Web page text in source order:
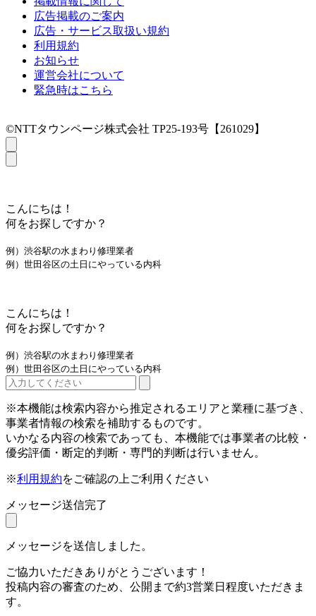
広告掲載のご案内
広告・サービス取扱い規約
利用規約
お知らせ
運営会社について
緊急時はこちら
©NTTタウンページ株式会社 TP25-193号【261029】
こんにちは！
何をお探しですか？
例）渋谷駅の水まわり修理業者
例）世田谷区の土日にやっている内科
こんにちは！
何をお探しですか？
例）渋谷駅の水まわり修理業者
例）世田谷区の土日にやっている内科
※本機能は検索内容から推定されるエリアと業種に基づき、
事業者情報の検索を補助するものです。
いかなる内容の検索であっても、本機能では事業者の比較・
優劣評価・断定的判断・専門的判断は行いません。
※利用規約をご確認の上ご利用ください
メッセージ送信完了
メッセージを送信しました。
ご協力いただきありがとうございます！
投稿内容の審査のため、公開まで約3営業日程度いただきま
す。